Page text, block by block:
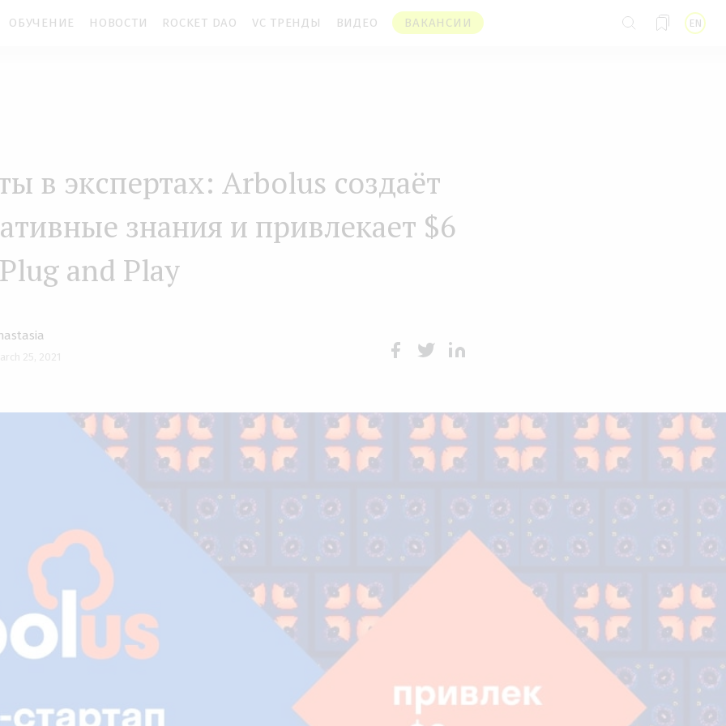
EN
ОБУЧЕНИЕ НОВОСТИ ROCKET DAO VC ТРЕНДЫ ВИДЕО ВАКАНСИИ
в экспертах: Arbolus создаёт
знания и привлекает $6
and Play
25, 2021
n